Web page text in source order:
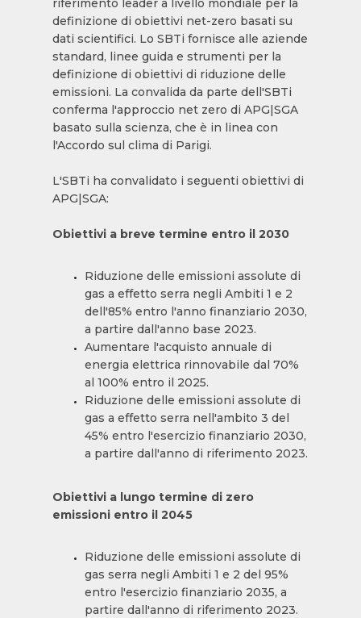
riferimento leader a livello mondiale per la
definizione di obiettivi net-zero basati su
dati scientifici. Lo SBTi fornisce alle aziende
standard, linee guida e strumenti per la
definizione di obiettivi di riduzione delle
emissioni. La convalida da parte dell'SBTi
conferma l'approccio net zero di APG|SGA
basato sulla scienza, che è in linea con
l'Accordo sul clima di Parigi.
L'SBTi ha convalidato i seguenti obiettivi di
APG|SGA:
Obiettivi a breve termine entro il 2030
Riduzione delle emissioni assolute di
gas a effetto serra negli Ambiti 1 e 2
dell'85% entro l'anno finanziario 2030,
a partire dall'anno base 2023.
Aumentare l'acquisto annuale di
energia elettrica rinnovabile dal 70%
al 100% entro il 2025.
Riduzione delle emissioni assolute di
gas a effetto serra nell'ambito 3 del
45% entro l'esercizio finanziario 2030,
a partire dall'anno di riferimento 2023.
Obiettivi a lungo termine di zero
emissioni entro il 2045
Riduzione delle emissioni assolute di
gas serra negli Ambiti 1 e 2 del 95%
entro l'esercizio finanziario 2035, a
partire dall'anno di riferimento 2023.